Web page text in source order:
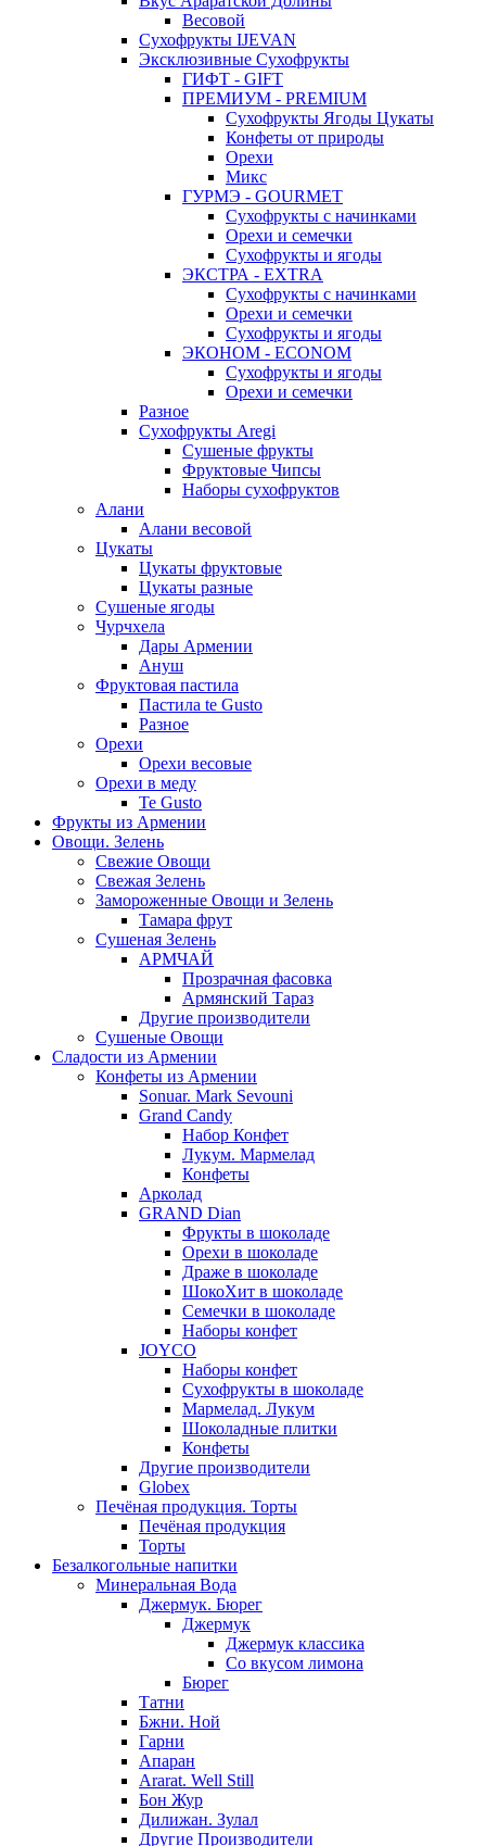
Весовой
Сухофрукты IJEVAN
Эксклюзивные Сухофрукты
ГИФТ - GIFT
ПРЕМИУМ - PREMIUM
Сухофрукты Ягоды Цукаты
Конфеты от природы
Орехи
Микс
ГУРМЭ - GOURMET
Сухофрукты с начинками
Орехи и семечки
Сухофрукты и ягоды
ЭКСТРА - EXTRA
Сухофрукты с начинками
Орехи и семечки
Сухофрукты и ягоды
ЭКОНОМ - ECONOM
Сухофрукты и ягоды
Орехи и семечки
Разное
Сухофрукты Aregi
Сушеные фрукты
Фруктовые Чипсы
Наборы сухофруктов
Алани
Алани весовой
Цукаты
Цукаты фруктовые
Цукаты разные
Сушеные ягоды
Чурчхела
Дары Армении
Ануш
Фруктовая пастила
Пастила te Gusto
Разное
Орехи
Орехи весовые
Орехи в меду
Te Gusto
Фрукты из Армении
Овощи. Зелень
Свежие Овощи
Свежая Зелень
Замороженные Овощи и Зелень
Тамара фрут
Сушеная Зелень
АРМЧАЙ
Прозрачная фасовка
Армянский Тараз
Другие производители
Сушеные Овощи
Сладости из Армении
Конфеты из Армении
Sonuar. Mark Sevouni
Grand Candy
Набор Конфет
Лукум. Мармелад
Конфеты
Арколад
GRAND Dian
Фрукты в шоколаде
Орехи в шоколаде
Драже в шоколаде
ШокоХит в шоколаде
Семечки в шоколаде
Наборы конфет
JOYCO
Наборы конфет
Сухофрукты в шоколаде
Мармелад. Лукум
Шоколадные плитки
Конфеты
Другие производители
Globex
Печёная продукция. Торты
Печёная продукция
Торты
Безалкогольные напитки
Минеральная Вода
Джермук. Бюрег
Джермук
Джермук классика
Со вкусом лимона
Бюрег
Татни
Бжни. Ной
Гарни
Апаран
Ararat. Well Still
Бон Жур
Дилижан. Зулал
Другие Производители